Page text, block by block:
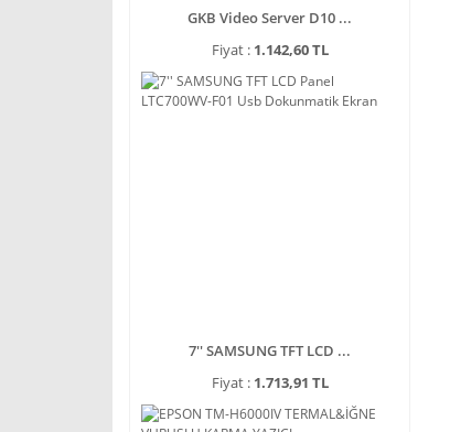
GKB Video Server D10 ...
Fiyat : 1.142,60 TL
7'' SAMSUNG TFT LCD ...
Fiyat : 1.713,91 TL